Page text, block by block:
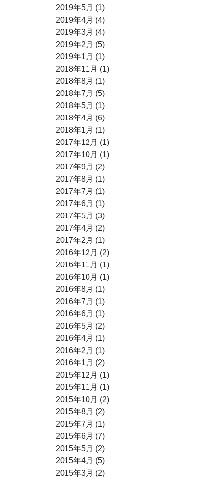
2019年5月 (1)
2019年4月 (4)
2019年3月 (4)
2019年2月 (5)
2019年1月 (1)
2018年11月 (1)
2018年8月 (1)
2018年7月 (5)
2018年5月 (1)
2018年4月 (6)
2018年1月 (1)
2017年12月 (1)
2017年10月 (1)
2017年9月 (2)
2017年8月 (1)
2017年7月 (1)
2017年6月 (1)
2017年5月 (3)
2017年4月 (2)
2017年2月 (1)
2016年12月 (2)
2016年11月 (1)
2016年10月 (1)
2016年8月 (1)
2016年7月 (1)
2016年6月 (1)
2016年5月 (2)
2016年4月 (1)
2016年2月 (1)
2016年1月 (2)
2015年12月 (1)
2015年11月 (1)
2015年10月 (2)
2015年8月 (2)
2015年7月 (1)
2015年6月 (7)
2015年5月 (2)
2015年4月 (5)
2015年3月 (2)